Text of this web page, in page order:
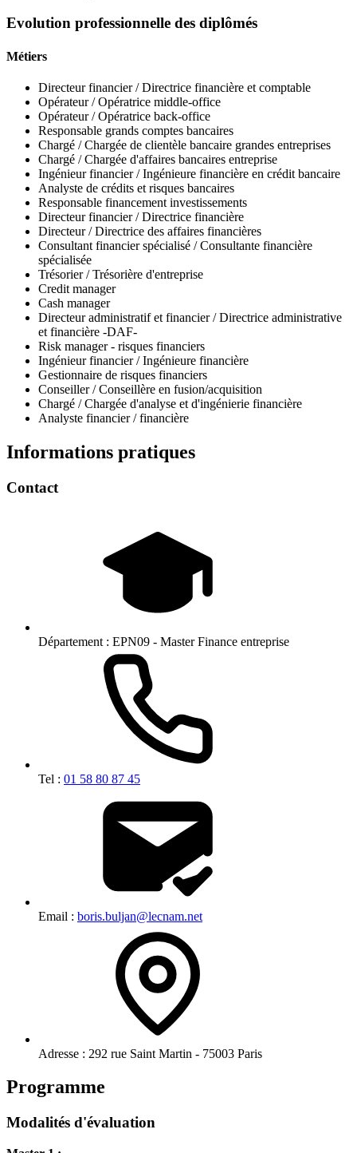
Evolution professionnelle des diplômés
Métiers
Directeur financier / Directrice financière et comptable
Opérateur / Opératrice middle-office
Opérateur / Opératrice back-office
Responsable grands comptes bancaires
Chargé / Chargée de clientèle bancaire grandes entreprises
Chargé / Chargée d'affaires bancaires entreprise
Ingénieur financier / Ingénieure financière en crédit bancaire
Analyste de crédits et risques bancaires
Responsable financement investissements
Directeur financier / Directrice financière
Directeur / Directrice des affaires financières
Consultant financier spécialisé / Consultante financière
spécialisée
Trésorier / Trésorière d'entreprise
Credit manager
Cash manager
Directeur administratif et financier / Directrice administrative
et financière -DAF-
Risk manager - risques financiers
Ingénieur financier / Ingénieure financière
Gestionnaire de risques financiers
Conseiller / Conseillère en fusion/acquisition
Chargé / Chargée d'analyse et d'ingénierie financière
Analyste financier / financière
Informations pratiques
Contact
Département : EPN09 - Master Finance entreprise
Tel : 01 58 80 87 45
Email : boris.buljan@lecnam.net
Adresse : 292 rue Saint Martin - 75003 Paris
Programme
Modalités d'évaluation